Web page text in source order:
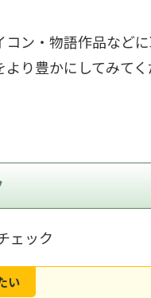
ン・物語作品など
り豊かにしてみてく
ェック
い